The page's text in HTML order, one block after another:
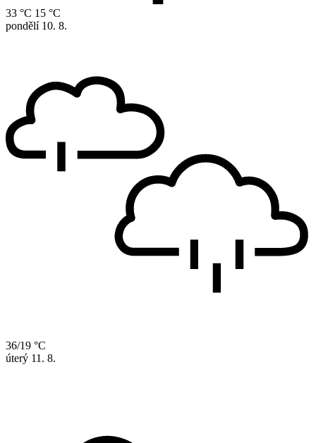
33 °C 15 °C
pondělí 10. 8.
36/19 °C
úterý 11. 8.